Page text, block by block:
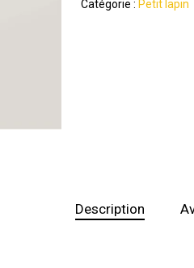
Catégorie : Petit lapin
Description